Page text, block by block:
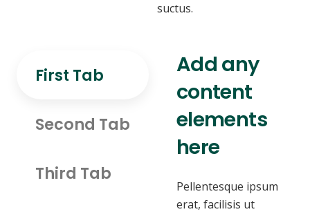
suctus.
First Tab
Second Tab
Third Tab
Add any
content
elements
here
Pellentesque ipsum
erat, facilisis ut